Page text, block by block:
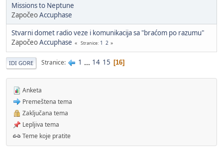
Missions to Neptune
ZapočeoAccuphase
Stvarni domet radio veze i komunikacija sa "braćom po razumu"
ZapočeoAccuphase Stranice 1 2
IDI GORE Stranice 1 ... 14 15 16
Anketa
Premeštena tema
Zaključana tema
Lepljiva tema
Teme koje pratite